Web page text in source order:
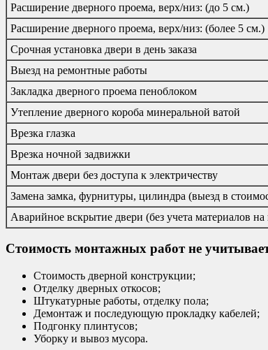
Расширение дверного проема, верх/низ: (до 5 см.)
Расширение дверного проема, верх/низ: (более 5 см.)
Срочная установка двери в день заказа
Выезд на ремонтные работы
Закладка дверного проема пеноблоком
Утепление дверного короба минеральной ватой
Врезка глазка
Врезка ночной задвижки
Монтаж двери без доступа к электричеству
Замена замка, фурнитуры, цилиндра (выезд в
Аварийное вскрытие двери (без учета материалов на
Стоимость монтажных работ не
Стоимость дверной конструкции;
Отделку дверных откосов;
Штукатурные работы, отделку пола;
Демонтаж и последующую прокладку кабелей;
Подгонку плинтусов;
Уборку и вывоз мусора.